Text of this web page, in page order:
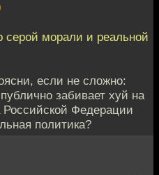
морали и реальной
если не сложно:
забивает хуй на
Федерации
политика?